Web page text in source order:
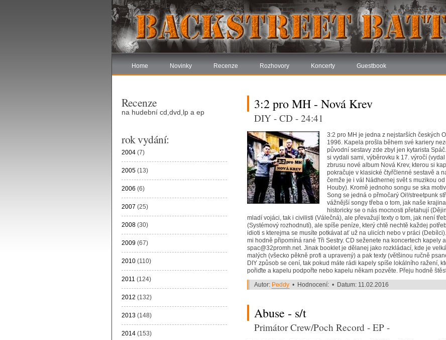
Home Novinky Recenze Rozhovory Koncerty Guestbook
3:2 pro MH - Nová Krev
DIY - CD - 24:41
3:2 pro MH je jedna z nejstarších českých
1996. Kapela prošla během své kariery
původní sestavy zde zbyl jen kytarista
si vydali sami, výběrovku k 17. výročí
zbrusu nové album Nová Krev, kterou si
pokračuje v klasické čtyřčlenné sestavě a
čemže je i vál Nádhernej svět s muzikou
Houby). Kromě jednoho songu se ska
Song se jedná o přmočarý Oi!/streetpunk
vážnější songy třeba o tom, jak naše
historicky se o nás mocnosti přetahují
mladí vojáci, tak i civilisti (Válečná), ale převažují texty o tom, jak není
(Systémový rozhodnutí), ale spíše peníze, který chtě nechtě každej
idioti s kterejma se musíte potkávat ať už na ulicích nebo v práci
mi hodně připomíná rané Tři Sestry. CD seženete na koncertech kapely
spac@32promh.net. Jinak booklet je dělanej jako rozkládací, kde je
malých (všecko pěkně profi a upravený) a pak texty (většinou ručně
DIY způsob se cení, tak pokud máte rádi kapely spíše lokálního ražení,
pořiďte a kapelu podpořte nebo kapelu někam pozvěte. Přeju hodně
Autor: Peddy • Hodnocení: • Datum: 11.02.2016
Abuse - s/t
Primátor Crew/Poch Record - EP -
Recenze
na hudební cd,dvd,lp a ep
rok vydání:
2004 (7)
2005 (13)
2006 (6)
2007 (25)
2008 (30)
2009 (67)
2010 (110)
2011 (124)
2012 (132)
2013 (148)
2014 (153)